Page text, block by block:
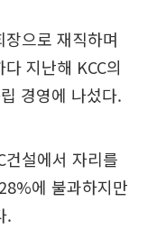
으로 재직하며
지난해 KCC의
경영에 나섰다.
건설에서 자리를
에 불과하지만
.